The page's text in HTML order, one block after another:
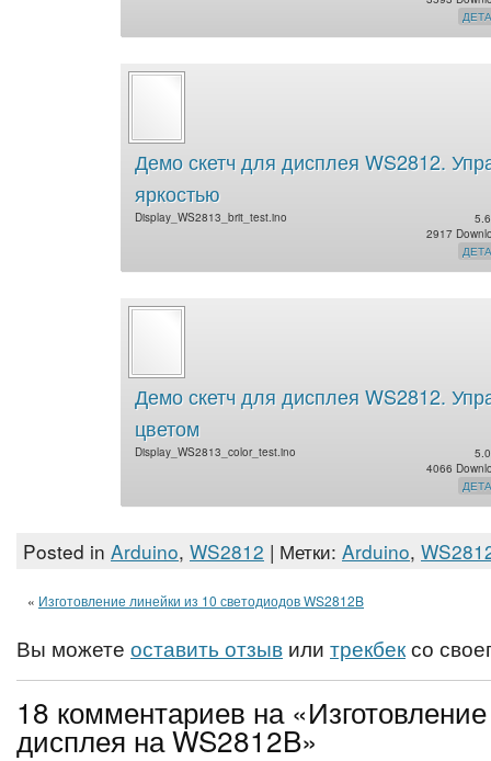
Демо скетч для дисплея WS2812.
яркостью
Display_WS2813_brit_test.ino
2917
Демо скетч для дисплея WS2812.
цветом
Display_WS2813_color_test.ino
4066
Posted in Arduino, WS2812 | Метки: Arduino,
« Изготовление линейки из 10 светодиодов WS2812B
Вы можете оставить отзыв или трекбексо
18 комментариев на
дисплея на WS2812B»